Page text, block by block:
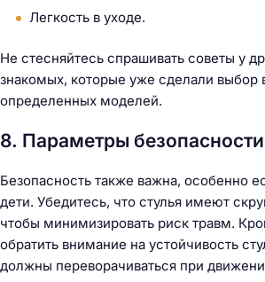
Легкость в уходе.
Не стесняйтесь спрашивать советы у
знакомых, которые уже сделали выбор
определенных моделей.
8. Параметры безопасности
Безопасность также важна, особенно
дети. Убедитесь, что стулья имеют
чтобы минимизировать риск травм.
обратить внимание на устойчивость
должны переворачиваться при